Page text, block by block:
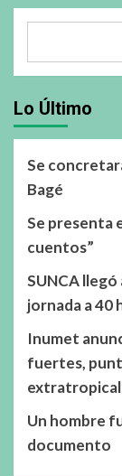
Lo Último
Se
Bagé
Se presenta
cuentos”
SUNCA
jornada a 40
Inumet
fuertes,
extratropical
Un hombre
documento